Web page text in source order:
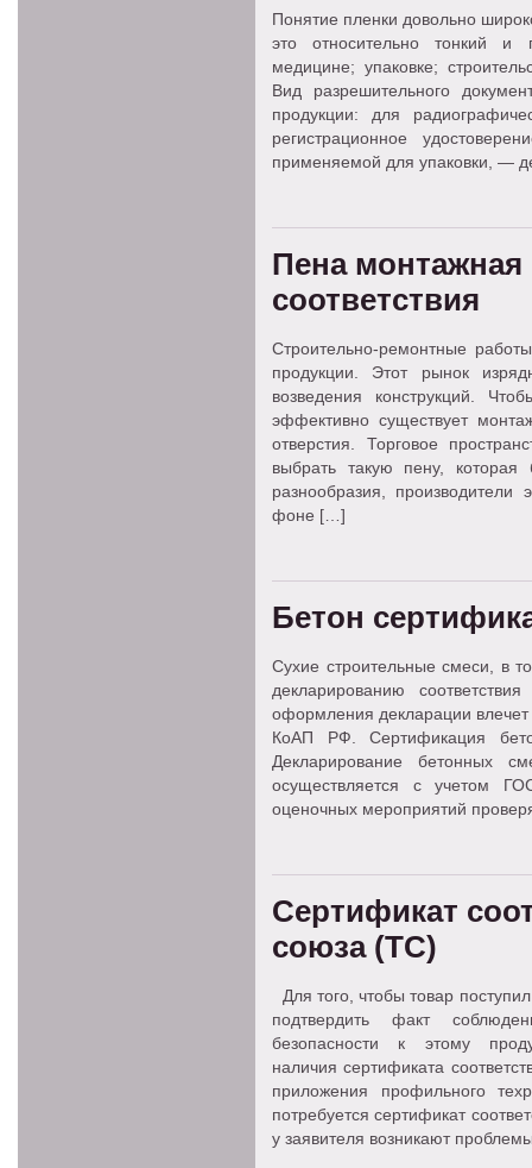
Понятие пленки довольно
это относительно тонкий и
медицине; упаковке;
Вид разрешительного
продукции: для
регистрационное
применяемой для упаковки, —
Пена монтажная
соответствия
Строительно-ремонтные
продукции. Этот рынок
возведения конструкций.
эффективно существует
отверстия. Торговое
выбрать такую пену, которая
разнообразия,
фоне […]
Бетон
Сухие строительные смеси, в
декларированию
оформления декларации влечет
КоАП РФ. Сертификация
Декларирование бетонных
осуществляется с учетом
оценочных мероприятий
Сертификат
союза (ТС)
Для того, чтобы товар
подтвердить факт
безопасности к этому
наличия сертификата
приложения профильного
потребуется сертификат
у заявителя возникают